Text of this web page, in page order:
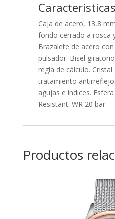
Características
Caja de acero, 13,8
fondo cerrado a rosca
Brazalete de acero
pulsador. Bisel
regla de cálculo.
tratamiento
agujas e índices.
Resistant. WR 20 bar.
Productos